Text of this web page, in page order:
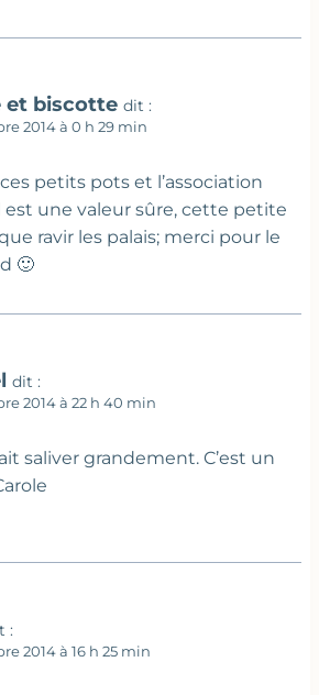
et biscotte dit :
2014 à 0 h 29 min
petits pots et l’association
est une valeur sûre, cette petite
ravir les palais; merci pour le
🙂
dit :
2014 à 22 h 40 min
saliver grandement. C’est un
:
2014 à 16 h 25 min